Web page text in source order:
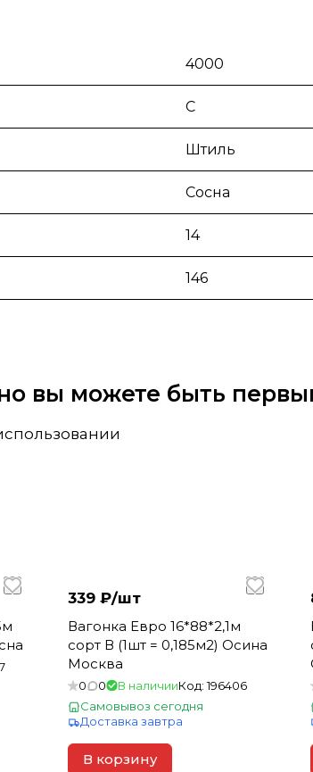
4000
С
Штиль
Сосна
14
146
но вы можете быть
339 ₽/шт
Вагонка Евро 16*88*2,1м
сорт В (1шт = 0,185м2) Осина
Москва
0 0 В наличииКод:196406
Самовывоз сегодня
Доставка завтра
В корзину